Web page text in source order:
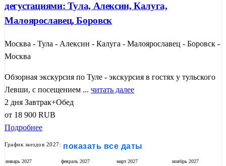
дегустациями: Тула, Алексин, Калуга,
Малоярославец, Боровск
Москва - Тула - Алексин - Калуга - Малоярославец - Боровск -
Москва
Обзорная экскурсия по Туле - экскурсия в гостях у тульского
Левши, с посещением ... читать далее
2 дня Завтрак+Обед
от 18 900 RUB
Подробнее
График заездов 2027: показать все даты
январь 2027 февраль 2027 март2027 ноябрь 2027